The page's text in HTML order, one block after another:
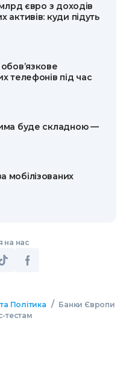
євро з доходів
активів: куди підуть
телефонів під час
буде складною —
мобілізованих
на нас
Політика / Банки Європи
тестам